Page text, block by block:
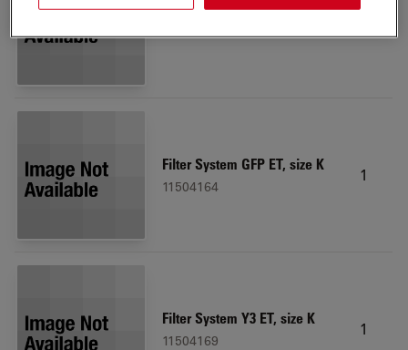
DAPI 390 Filter Cube, size K
11533332
Filter System GFP ET, size K
11504164
1
Filter System Y3 ET, size K
11504169
1